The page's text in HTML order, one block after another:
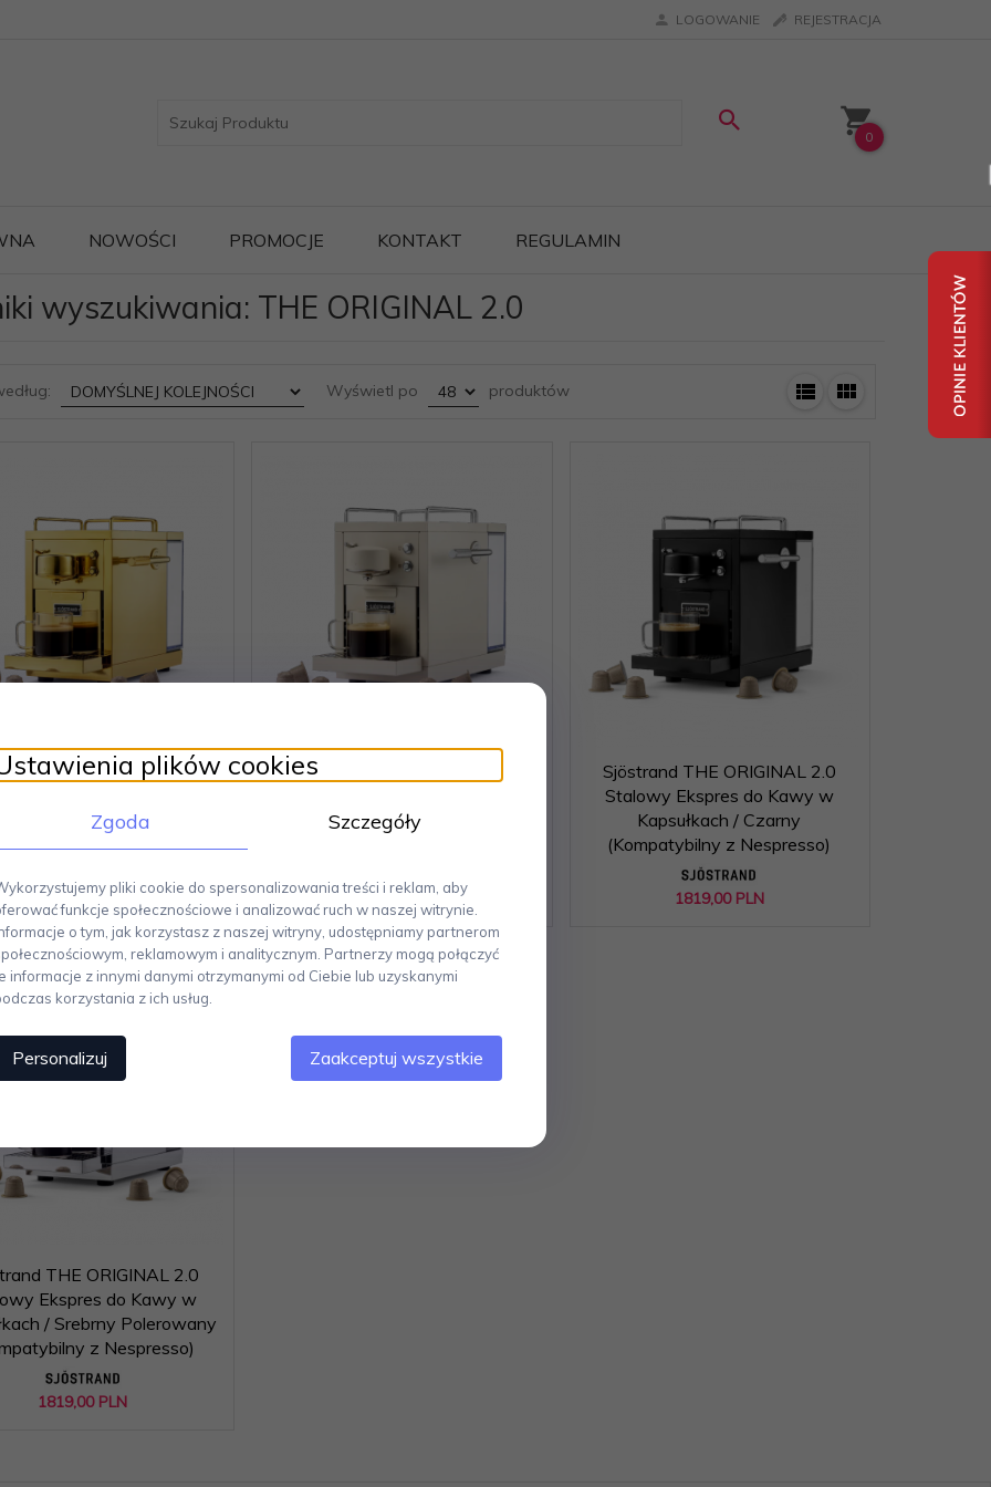
LOGOWANIE REJESTRACJA
0
NOWOŚCI PROMOCJE KONTAKT REGULAMIN
wyszukiwania: THE ORIGINAL 2.0
sort Wyświetl po pop produktów
THE ORIGINAL 2.0
/ Złoty (Kompatybilny
z Nespresso)
2049,00 PLN
Sjöstrand THE ORIGINAL 2.0
Kapsułkach / Beżowy
1819, 00 PLN
Sjöstrand THE ORIGINAL 2.0
Stalowy Ekspres do Kawy w
Kapsułkach / Czarny
(Kompatybilny z Nespresso)
1819,00 PLN
THE ORIGINAL 2.0
Ekspres do Kawy w
/ Srebrny Polerowany
z Nespresso)
1819,00 PLN
plików cookies
Zgoda Szczegóły
pliki cookie do spersonalizowania treści i reklam, aby
funkcje społecznościowe i analizować ruch w naszej witrynie.
o tym, jak korzystasz z naszej witryny, udostępniamy partnerom
reklamowym i analitycznym. Partnerzy mogą połączyć
informacje z innymi danymi otrzymanymi od Ciebie lub uzyskanymi
korzystania z ich usług.
Personalizuj Zaakceptuj wszystkie